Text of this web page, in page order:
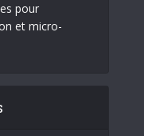
pour
et micro-